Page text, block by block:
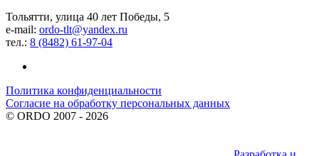
Тольятти, улица 40 лет Победы, 5
e-mail: ordo-tlt@yandex.ru
тел.: 8 (8482) 61-97-04
Политика конфиденциальности
Согласие на обработку персональных данных
© ORDO 2007 - 2026